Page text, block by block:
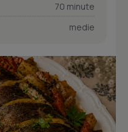
70 minute
medie